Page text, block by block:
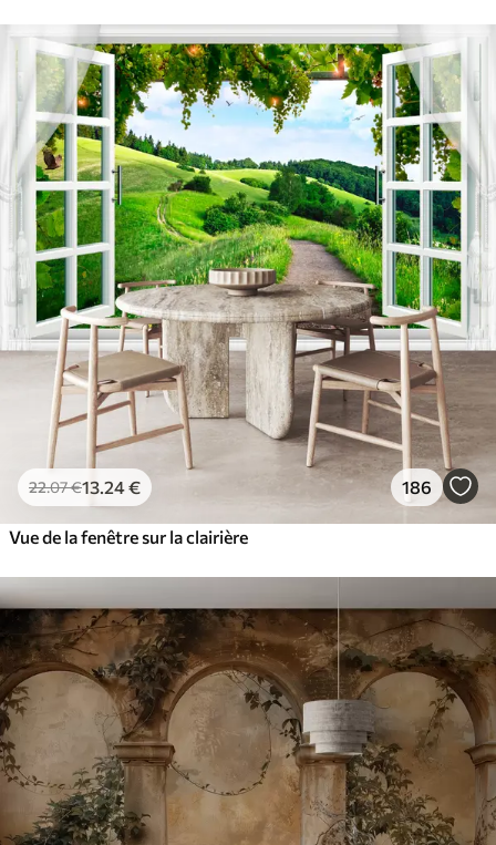
22.07€13.24€ 186
Vue de la fenêtre sur la clairière